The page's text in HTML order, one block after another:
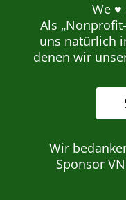
We ♥
Als
uns natürlich
denen wir
Wir
Sponsor